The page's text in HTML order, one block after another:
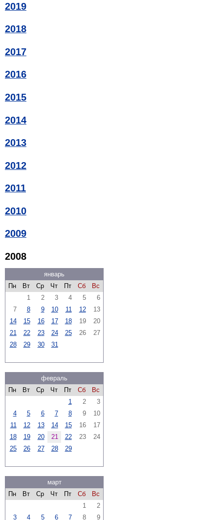
2019
2018
2017
2016
2015
2014
2013
2012
2011
2010
2009
2008
январь
Пн
Вт Ср Чт Пт Сб
Вс
1
2 3 4 5
6
7
8 9 10 11 12
13
14
15 16 17 18 19
20
21
22 23 24 25 26
27
28
29 30 31
февраль
Пн
Вт Ср Чт Пт Сб
Вс
1
2
3
4
5 6 7 8 9
10
11
12 13 14 15 16
17
18
19 20 21 22 23
24
25
26 27 28 29
март
Пн
Вт Ср Чт Пт Сб
Вс
1
2
3
4 5 6 7 8 9